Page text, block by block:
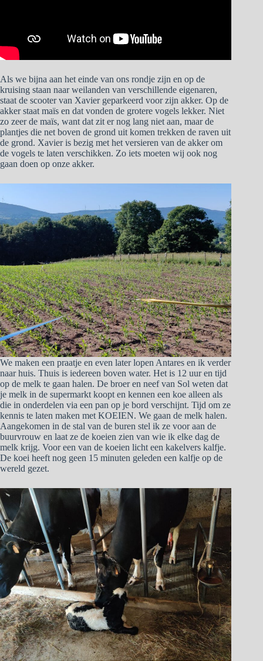
Als we bijna aan het einde van ons rondje zijn en op de
kruising staan naar weilanden van verschillende eigenaren,
staat de scooter van Xavier geparkeerd voor zijn akker. Op de
akker staat maïs en dat vonden de grotere vogels lekker. Niet
zo zeer de maïs, want dat zit er nog lang niet aan, maar de
plantjes die net boven de grond uit komen trekken de raven uit
de grond. Xavier is bezig met het versieren van de akker om
de vogels te laten verschikken. Zo iets moeten wij ook nog
gaan doen op onze akker.
We maken een praatje en even later lopen Antares en ik verder
naar huis. Thuis is iedereen boven water. Het is 12 uur en tijd
op de melk te gaan halen. De broer en neef van Sol weten dat
je melk in de supermarkt koopt en kennen een koe alleen als
die in onderdelen via een pan op je bord verschijnt. Tijd om ze
kennis te laten maken met KOEIEN. We gaan de melk halen.
Aangekomen in de stal van de buren stel ik ze voor aan de
buurvrouw en laat ze de koeien zien van wie ik elke dag de
melk krijg. Voor een van de koeien licht een kakelvers kalfje.
De koei heeft nog geen 15 minuten geleden een kalfje op de
wereld gezet.